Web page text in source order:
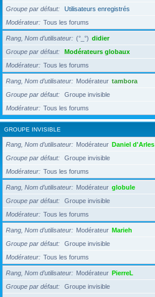
Groupe par défaut
Utilisateurs enregistrés
Modérateur
Tous les forums
Rang, Nom d’utilisateur (°_°) didier
Groupe par défaut
Modérateurs globaux
Modérateur
Tous les forums
Rang, Nom d’utilisateur Modérateur tambora
Groupe par défaut
Groupe invisible
Modérateur
Tous les forums
GROUPE INVISIBLE
Rang, Nom d’utilisateur Modérateur Daniel d'Arles
Groupe par défaut
Groupe invisible
Modérateur
Tous les forums
Rang, Nom d’utilisateur Modérateur globule
Groupe par défaut
Groupe invisible
Modérateur
Tous les forums
Rang, Nom d’utilisateur Modérateur Marieh
Groupe par défaut
Groupe invisible
Modérateur
Tous les forums
Rang, Nom d’utilisateur Modérateur PierreL
Groupe par défaut
Groupe invisible